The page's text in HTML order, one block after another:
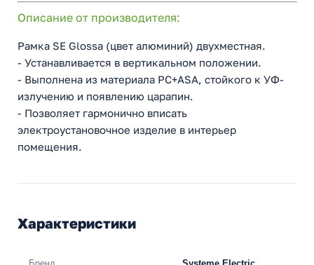
Описание от производителя:
Рамка SE Glossa (цвет алюминий) двухместная.
- Устанавливается в вертикальном положении.
- Выполнена из материала PС+ASA, стойкого к УФ-
излучению и появлению царапин.
- Позволяет гармонично вписать
электроустановочное изделие в интерьер
помещения.
Характеристики